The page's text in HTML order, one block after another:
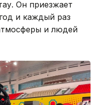
Он приезжает
и каждый раз
и людей